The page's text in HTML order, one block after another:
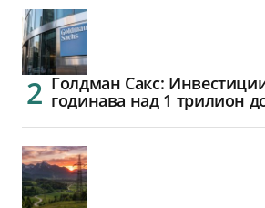
Голдман Сакс:
годинава над 1 трилион